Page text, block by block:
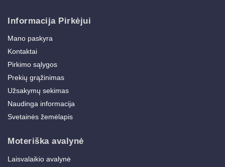
Informacija Pirkėjui
Mano paskyra
Kontaktai
Pirkimo sąlygos
Prekių grąžinimas
Užsakymų sekimas
Naudinga informacija
Svetainės žemėlapis
Moteriška avalynė
Laisvalaikio avalynė